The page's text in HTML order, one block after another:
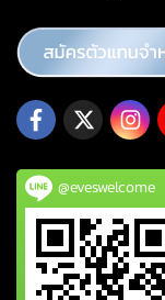
@eveswelcome